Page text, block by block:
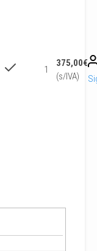
1
375,00€
(s/IVA)